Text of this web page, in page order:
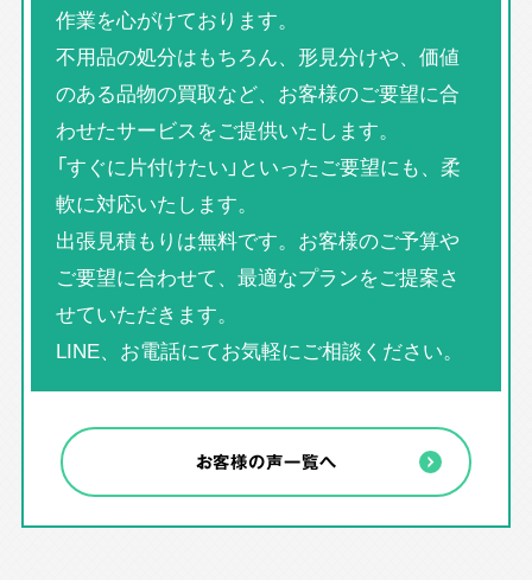
作業を心がけております。
不用品の処分はもちろん、形見分けや、価値
のある品物の買取など、お客様のご要望に合
わせたサービスをご提供いたします。
「すぐに片付けたい」といったご要望にも、柔
軟に対応いたします。
出張見積もりは無料です。お客様のご予算や
ご要望に合わせて、最適なプランをご提案さ
せていただきます。
LINE、お電話にてお気軽にご相談ください。
お客様の声一覧へ